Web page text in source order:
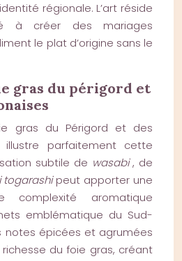
régionale. L’art réside
à créer des mariages
le plat d’origine sans le
gras du périgord et
gras du Périgord et des
illustre parfaitement cette
subtile de wasabi, de
togarashipeut apporter une
aromatique
emblématique du Sud-
notes épicées et agrumées
du foie gras, créant